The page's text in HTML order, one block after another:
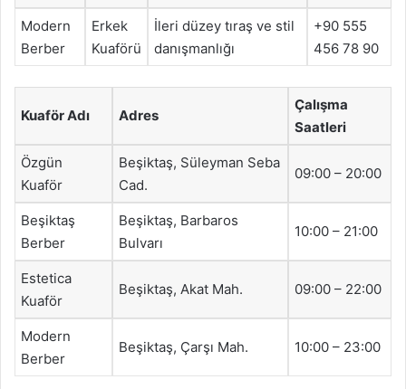
Modern
Berber
Erkek
Kuaförü
İleri düzey tıraş ve stil
danışmanlığı
+90 555
456 78 90
Kuaför Adı Adres
Çalışma
Saatleri
Özgün
Kuaför
Beşiktaş, Süleyman Seba
Cad.
09:00 – 20:00
Beşiktaş
Berber
Beşiktaş, Barbaros
Bulvarı
10:00 – 21:00
Estetica
Kuaför
Beşiktaş, Akat Mah. 09:00 – 22:00
Modern
Berber
Beşiktaş, Çarşı Mah. 10:00 – 23:00